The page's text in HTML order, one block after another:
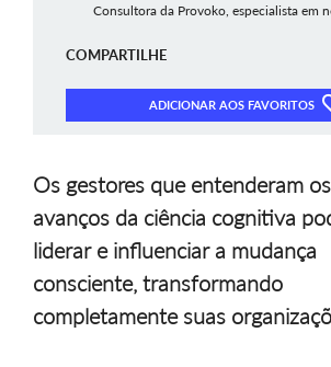
Consultora da Provoko, especialista em
COMPARTILHE
ADICIONAR AOS FAVORITOS
Os gestores que entenderam
avanços da ciência cognitiva
liderar e influenciar a mudança
consciente, transformando
completamente suas